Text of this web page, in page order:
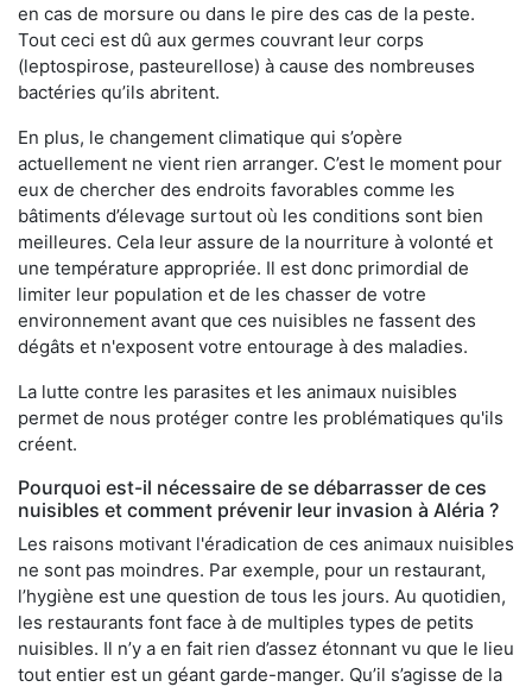
en cas de morsure ou dans le pire des cas de la peste.
Tout ceci est dû aux germes couvrant leur corps
(leptospirose, pasteurellose) à cause des nombreuses
bactéries qu’ils abritent.
En plus, le changement climatique qui s’opère
actuellement ne vient rien arranger. C’est le moment pour
eux de chercher des endroits favorables comme les
bâtiments d’élevage surtout où les conditions sont bien
meilleures. Cela leur assure de la nourriture à volonté et
une température appropriée. Il est donc primordial de
limiter leur population et de les chasser de votre
environnement avant que ces nuisibles ne fassent des
dégâts et n'exposent votre entourage à des maladies.
La lutte contre les parasites et les animaux nuisibles
permet de nous protéger contre les problématiques qu'ils
créent.
Pourquoi est-il nécessaire de se débarrasser de ces
nuisibles et comment prévenir leur invasion à Aléria ?
Les raisons motivant l'éradication de ces animaux nuisibles
ne sont pas moindres. Par exemple, pour un restaurant,
l’hygiène est une question de tous les jours. Au quotidien,
les restaurants font face à de multiples types de petits
nuisibles. Il n’y a en fait rien d’assez étonnant vu que le lieu
tout entier est un géant garde-manger. Qu’il s’agisse de la